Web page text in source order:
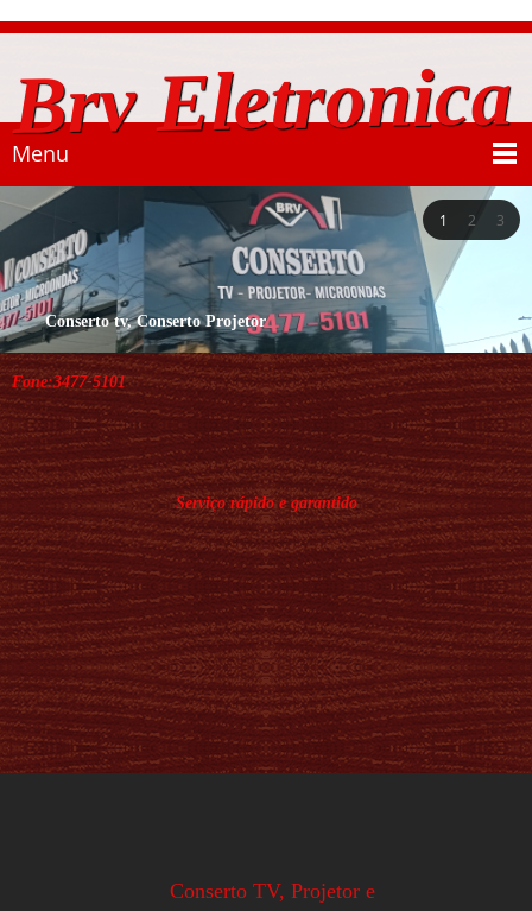
Brv Eletronica
Menu
1 2 3
Conserto tv, Conserto Projetor
Fone:3477-5101
Serviço rápido e garantido
Conserto TV, Projetor e